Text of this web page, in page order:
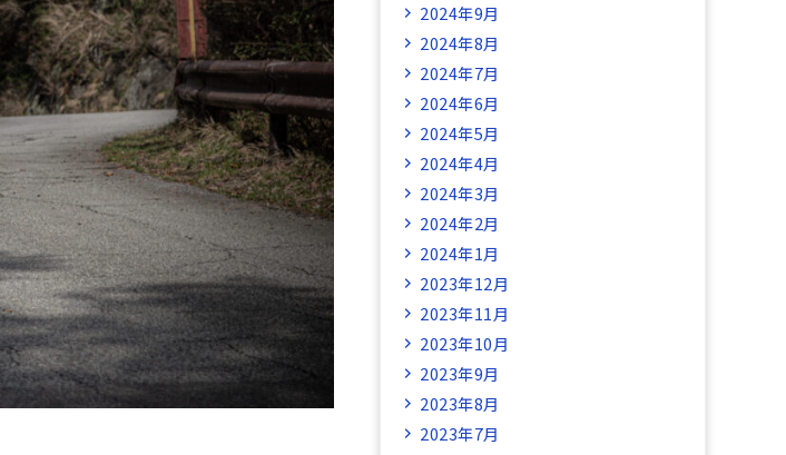
2024年9月
2024年8月
2024年7月
2024年6月
2024年5月
2024年4月
2024年3月
2024年2月
2024年1月
2023年12月
2023年11月
2023年10月
2023年9月
2023年8月
2023年7月